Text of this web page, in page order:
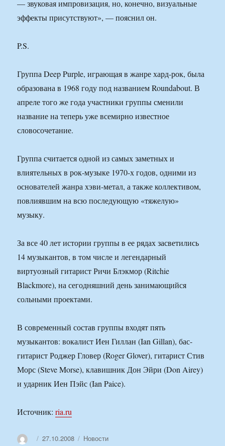
— звуковая импровизация, но, конечно, визуальные
эффекты присутствуют», — пояснил он.
P.S.
Группа Deep Purple, играющая в жанре хард-рок, была
образована в 1968 году под названием Roundabout. В
апреле того же года участники группы сменили
название на теперь уже всемирно известное
словосочетание.
Группа считается одной из самых заметных и
влиятельных в рок-музыке 1970-х годов, одними из
основателей жанра хэви-метал, а также коллективом,
повлиявшим на всю последующую «тяжелую»
музыку.
За все 40 лет истории группы в ее рядах засветились
14 музыкантов, в том числе и легендарный
виртуозный гитарист Ричи Блэкмор (Ritchie
Blackmore), на сегодняшний день занимающийся
сольными проектами.
В современный состав группы входят пять
музыкантов: вокалист Иен Гиллан (Ian Gillan), бас-
гитарист Роджер Гловер (Roger Glover), гитарист Стив
Морс (Steve Morse), клавишник Дон Эйри (Don Airey)
и ударник Иен Пэйс (Ian Paice).
Источник:ria.ru
АвторОпубликовано
27.10.2008 Рубрики
Новости